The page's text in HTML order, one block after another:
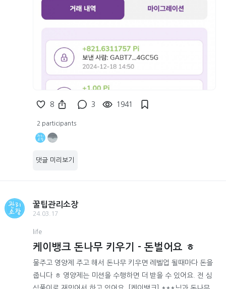
8 3 1941
2 participants
댓글 미리보기
꿀팁관리소장
24.03.17
life
케이뱅크 돈나무 키우기 - 돈벌어요 ㅎ
물주고 영양제 주고 해서 돈나무 키우면 레벨업 될때마다 돈을
줍니다 ㅎ 영양제는 미션을 수행하면 더 받을 수 있어요. 전 심